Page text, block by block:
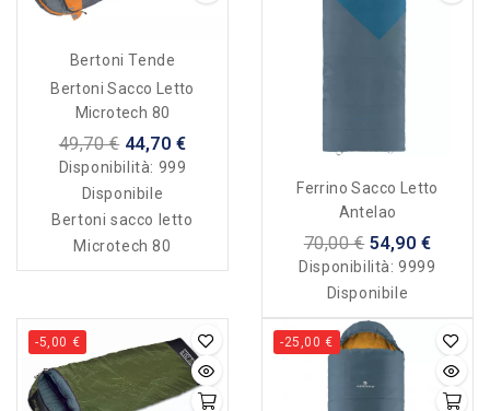
Bertoni Tende
Bertoni Sacco Letto
Microtech 80
49,70 € 44,70 €
Disponibilità: 999
Disponibile
Bertoni sacco letto
Microtech 80
Ferrino Sacco Letto
Antelao
70,00 € 54,90 €
Disponibilità:9999
Disponibile
-5,00 € -25,00 €